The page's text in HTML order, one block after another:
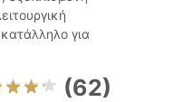
για
(62)